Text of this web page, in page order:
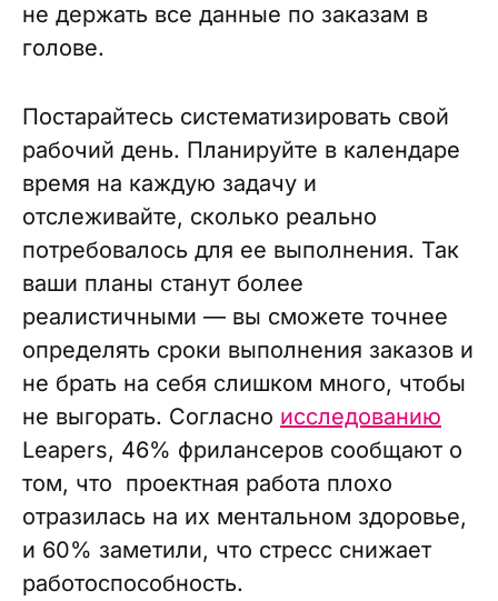
не держать все данные по заказам в
голове.
Постарайтесь систематизировать свой
рабочий день. Планируйте в календаре
время на каждую задачу и
отслеживайте, сколько реально
потребовалось для ее выполнения. Так
ваши планы станут более
реалистичными — вы сможете точнее
определять сроки выполнения заказов и
не брать на себя слишком много, чтобы
не выгорать. Согласно исследованию
Leapers, 46% фрилансеров сообщают о
том, что проектная работа плохо
отразилась на их ментальном здоровье,
и 60% заметили, что стресс снижает
работоспособность.